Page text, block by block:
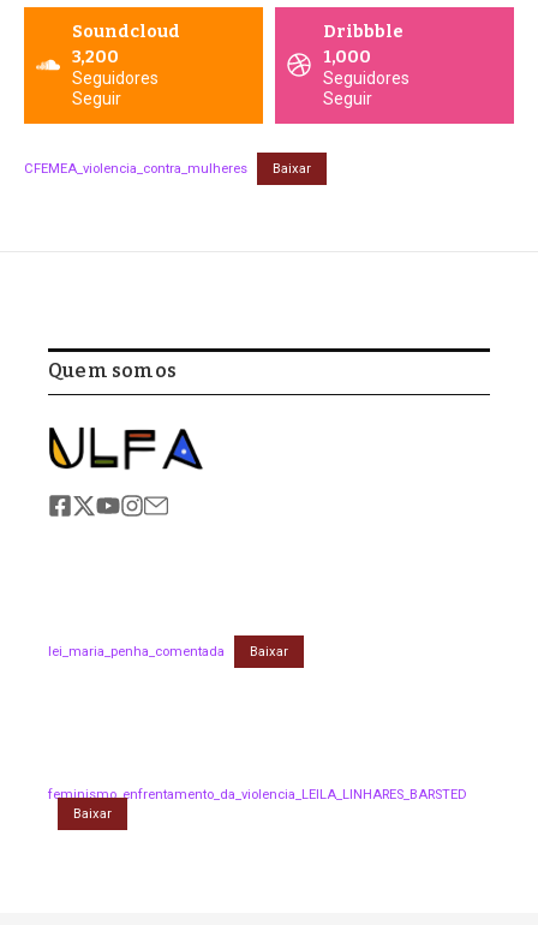
Soundcloud
3,200
Seguidores
Seguir
Dribbble
1,000
Seguidores
Seguir
CFEMEA_violencia_contra_mulheres Baixar
Quem somos
lei_maria_penha_comentada Baixar
feminismo_enfrentamento_da_violencia_LEILA_LINHARES_BARSTED
Baixar